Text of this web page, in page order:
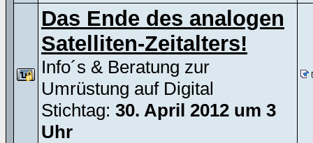
Das Ende des analogen
Satelliten-Zeitalters!
Info´s & Beratung zur
Umrüstung auf Digital
Stichtag: 30. April 2012 um 3
Uhr